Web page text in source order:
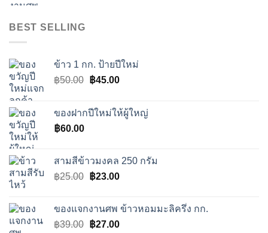
BEST SELLING
ข้าว 1 กก. ป้ายปีใหม่
฿50.00 Original
฿50.00.
฿45.00Current
฿45.00.
ของฝากปีใหม่ให้ผู้ใหญ่
฿60.00
สามสีข้าวมงคล 250 กรัม
฿25.00 Original
฿25.00.
฿23.00Current
฿23.00.
ของแจกงานศพ ข้าวหอมมะลิครึ่ง กก.
฿39.00 Original
฿27.00Current